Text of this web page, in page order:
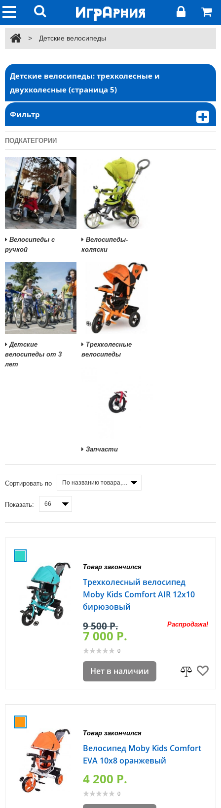
> Детские велосипеды
Детские велосипеды: трехколесные и
двухколесные (cтраница 5)
Фильтр
ПОДКАТЕГОРИИ
Велосипеды с
ручкой
Велосипеды-
коляски
Детские
велосипеды от 3
лет
Трехколесные
велосипеды
Запчасти
Сортировать по По названию товара, от А до Я
Показать: 66
Товар закончился
Трехколесный велосипед
Moby Kids Comfort AIR 12х10
бирюзовый
Распродажа!
9 500 P.
7 000 P.
0
Нет в наличии
Товар закончился
Велосипед Moby Kids Comfort
EVA 10x8 оранжевый
4 200 P.
0